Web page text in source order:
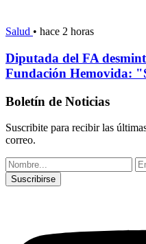
Salud • hace 2 horas
Diputada del FA
Fundación Hemovida:
Boletín de Noticias
Suscribite para recibir las
correo.
Suscribirse